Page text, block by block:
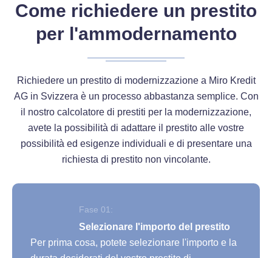
Come richiedere un prestito
per l'ammodernamento
Richiedere un prestito di modernizzazione a Miro Kredit
AG in Svizzera è un processo abbastanza semplice. Con
il nostro calcolatore di prestiti per la modernizzazione,
avete la possibilità di adattare il prestito alle vostre
possibilità ed esigenze individuali e di presentare una
richiesta di prestito non vincolante.
Fase 01:
Selezionare l'importo del prestito
Per prima cosa, potete selezionare l'importo e la